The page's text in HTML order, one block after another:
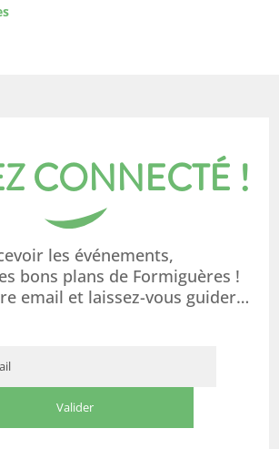
CONNECTÉ !
les événements,
bons plans de Formiguères !
email et laissez-vous guider…